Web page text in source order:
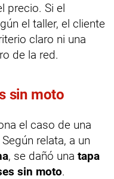
precio. Si el
el taller, el cliente
claro ni una
de la red.
sin moto
el caso de una
relata, a un
, se dañó una tapa
sin moto.